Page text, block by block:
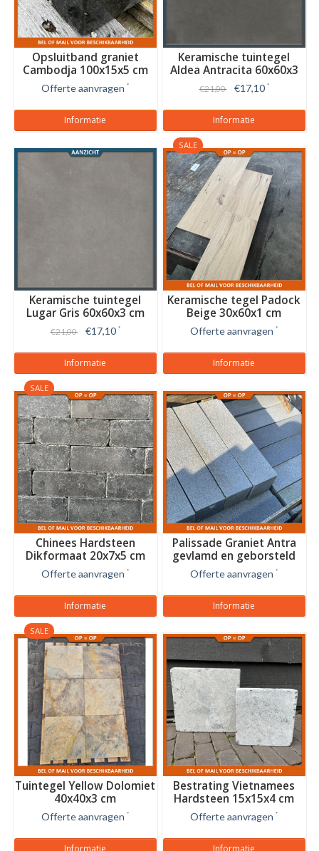
Opsluitband graniet
Cambodja 100x15x5 cm
Offerte aanvragen *
Informatie
SALE
Keramische tuintegel
Aldea Antracita 60x60x3
cm
€21,00 €17,10 *
Informatie
SALE
Keramische tuintegel
Lugar Gris 60x60x3 cm
€21,00 €17,10 *
Informatie
Keramische tegel Padock
Beige 30x60x1 cm
Offerte aanvragen *
Informatie
SALE
Chinees Hardsteen
Dikformaat 20x7x5 cm
Offerte aanvragen *
Informatie
Palissade Graniet Antra
gevlamd en geborsteld
12x12 cm
Offerte aanvragen *
Informatie
Tuintegel Yellow Dolomiet
40x40x3 cm
Offerte aanvragen *
Informatie
Bestrating Vietnamees
Hardsteen 15x15x4 cm
Offerte aanvragen *
Informatie